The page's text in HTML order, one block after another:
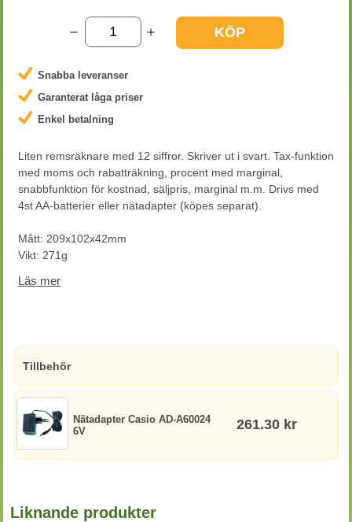
KÖP
Snabba leveranser
Garanterat låga priser
Enkel betalning
Liten remsräknare med 12 siffror. Skriver ut i svart. Tax-funktion
med moms och rabatträkning, procent med marginal,
snabbfunktion för kostnad, säljpris, marginal m.m. Drivs med
4st AA-batterier eller nätadapter (köpes separat).
Mått: 209x102x42mm
Vikt: 271g
Läs mer
Tillbehör
Nätadapter Casio AD-A60024
6V
261.30 kr
Liknande produkter